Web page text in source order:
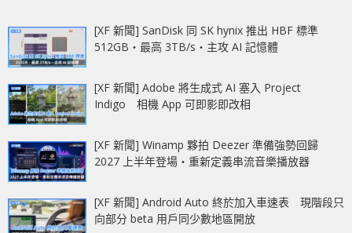
[XF 新聞] SanDisk 同 SK hynix 推出 HBF 標準
512GB‧最高 3TB/s‧主攻 AI 記憶體
[XF 新聞] Adobe 將生成式 AI 塞入 Project
Indigo 相機 App 可即影即改相
[XF 新聞] Winamp 夥拍 Deezer 準備強勢回歸
2027 上半年登場‧重新定義串流音樂播放器
[XF 新聞] Android Auto 終於加入車速表 現階段只
向部分 beta 用戶同少數地區開放